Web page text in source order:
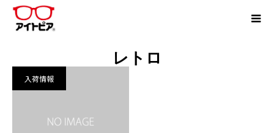
レトロ
入荷情報